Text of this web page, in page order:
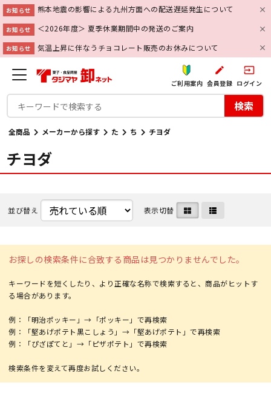
お知らせ 熊本地震の影響による九州方面への配送遅延発生について
お知らせ ＜2026年度＞ 夏季休業期間中の発送のご案内
お知らせ 気温上昇に伴なうチョコレート販売のお休みについて
ご利用案内
create
会員登録
input
ログイン
検索
全商品 メーカーから探す た ち チヨダ
チヨダ
並び替え 表示切替
お探しの検索条件に合致する商品は見つかりませんでした。
キーワードを短くしたり、より正確な名称で検索すると、商品がヒットす
る場合があります。
例：「明治ポッキー」→「ポッキー」で再検索
例：「堅あげポテト黒こしょう」→「堅あげポテト」で再検索
例：「ぴざぽてと」→「ピザポテト」で再検索